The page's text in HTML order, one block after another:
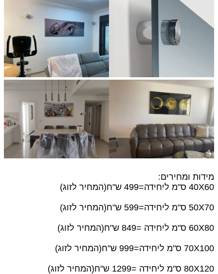
מידות ומחירים:
40X60 ס"מ
ליחידה=499 ש"ח(המחיר לזוג)
50X70 ס"מ ליחידה=599 ש"ח(המחיר לזוג)
60X80 ס"מ ליחידה =849 ש"ח(המחיר לזוג)
70X100 ס"מ ליחידה=999 ש"ח(המחיר לזוג)
80X120 ס"מ ליחידה =1299 ש"ח(המחיר לזוג)